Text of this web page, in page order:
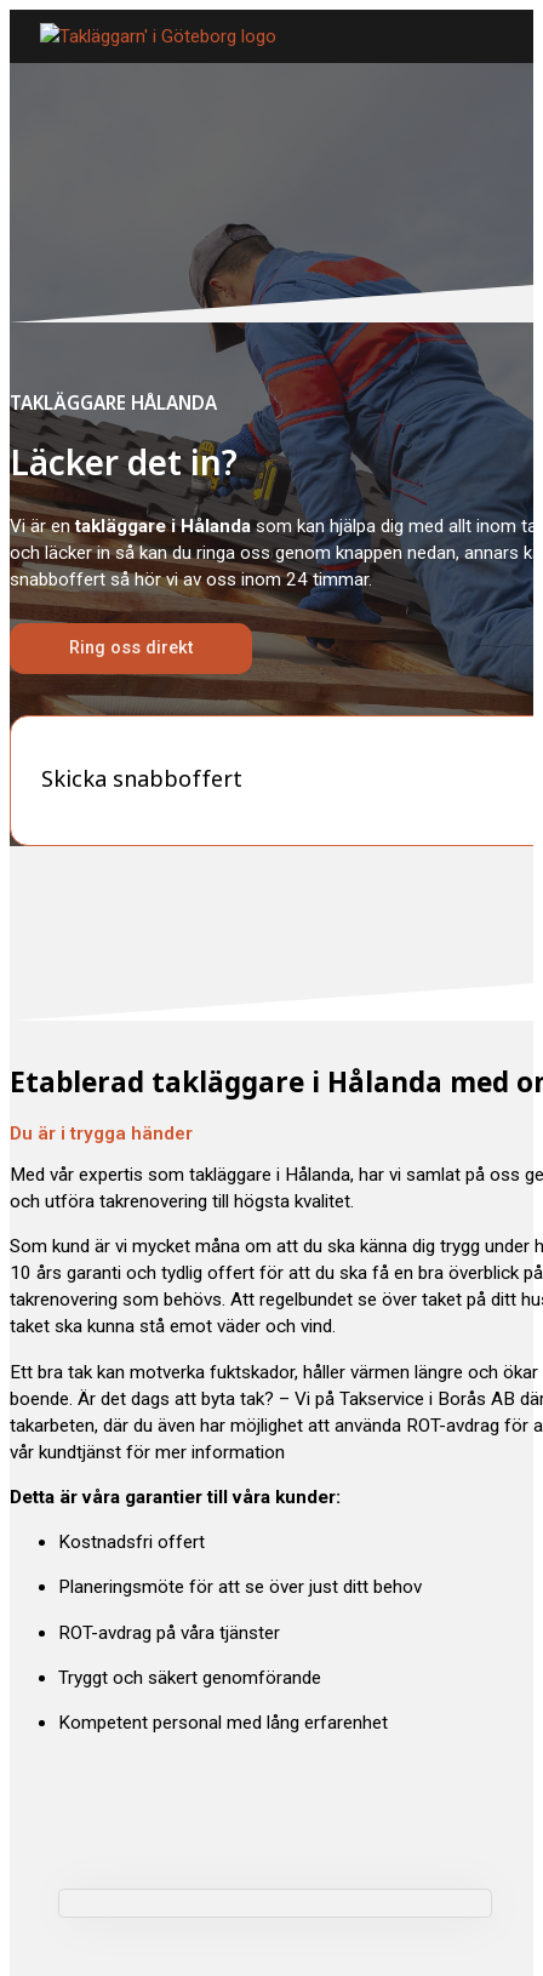
TAKLÄGGARE HÅLANDA
Läcker det in?
Vi är entakläggare i Hålandasom kan hjälpa dig med allt inom
och läcker in så kan du ringa oss genom knappen nedan, annars
snabboffert så hör vi av oss inom 24 timmar.
Ring oss direkt
Skicka snabboffert
Etablerad takläggare i Hålanda med
Du är i trygga händer
Med vår expertis som takläggare i Hålanda, har vi samlat på oss
och utföra takrenovering till högsta kvalitet.
Som kund är vi mycket måna om att du ska känna dig trygg under
10 års garanti och tydlig offert för att du ska få en bra överblick
takrenovering som behövs. Att regelbundet se över taket på ditt
taket ska kunna stå emot väder och vind.
Ett bra tak kan motverka fuktskador, håller värmen längre och
boende. Är det dags att byta tak? – Vi på Takservice i Borås AB
takarbeten, där du även har möjlighet att använda ROT-avdrag för
vår kundtjänst för mer information
Detta är våra garantier till våra kunder:
Kostnadsfri offert
Planeringsmöte för att se över just ditt behov
ROT-avdrag på våra tjänster
Tryggt och säkert genomförande
Kompetent personal med lång erfarenhet